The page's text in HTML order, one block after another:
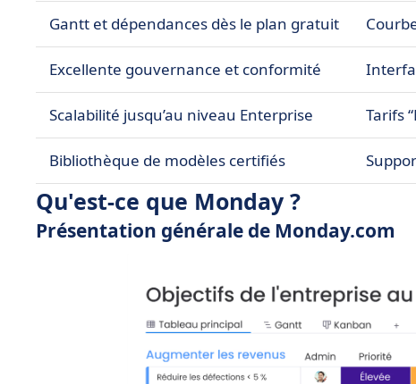
Gantt et dépendances dès le plan gratuit
Excellente gouvernance et conformité
Scalabilité jusqu’au niveau Enterprise Tarifs
Bibliothèque de modèles certifiés
Qu'est-ce que Monday ?
Présentation générale de Monday.com